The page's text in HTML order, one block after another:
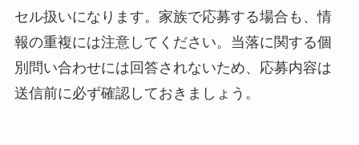
セル扱いになります。家族で応募する場合も、情
報の重複には注意してください。当落に関する個
別問い合わせには回答されないため、応募内容は
送信前に必ず確認しておきましょう。